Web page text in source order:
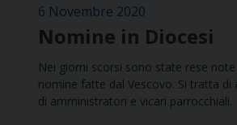
6 Novembre 2020
Nomine in Diocesi
Nei giorni scorsi sono state rese
nomine fatte dal Vescovo. Si tratta di
di amministratori e vicari parrocchiali.